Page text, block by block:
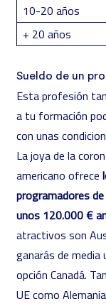
10-20 años
+ 20 años
Sueldo de un
Esta profesión
a tu formación
con unas
La joya de la
americano ofrece
programadores
unos 120.000 €
atractivos son
ganarás de
opción Canadá.
UE como